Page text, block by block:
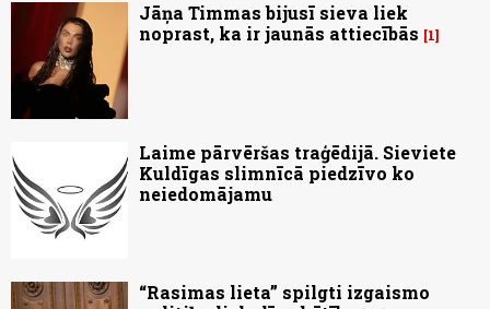
Jāņa Timmas bijusī sieva liek
noprast, ka ir jaunās attiecībās
1
Laime pārvēršas traģēdijā. Sieviete
Kuldīgas slimnīcā piedzīvo ko
neiedomājamu
“Rasimas lieta” spilgti izgaismo